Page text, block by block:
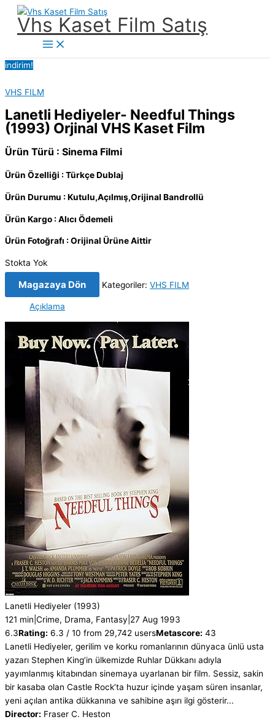
İçeriğe
Vhs Kaset Film Satış
Main
Menu
indirim!
VHS FILM
Lanetli Hediyeler- Needful Things
(1993) Orjinal VHS Kaset Film
Ürün Türü : Sinema Filmi
Ürün Özelliği : Türkçe Dublaj
Ürün Durumu : Kutulu,Açılmış,Orijinal Bandrollü
Ürün Kargo : Alıcı Ödemeli
Ürün Fotoğrafı : Orijinal Ürüne Aittir
Stokta Yok
Magazaya Dön Kategoriler: VHS FILM
Açıklama
Lanetli Hediyeler (1993)
121 min Crime, Drama, Fantasy 27 Aug 1993
6.3Rating: 6.3 / 10 from 29,742 usersMetascore: 43
Lanetli Hediyeler, gerilim ve korku romanlarının dünyaca ünlü usta
yazarı Stephen King’in ülkemizde Ruhlar Dükkanı adıyla
yayımlanmış kitabından sinemaya uyarlanan bir film. Sessiz, sakin
bir kasaba olan Castle Rock’ta huzur içinde yaşam süren insanlar,
yeni açılan antika dükkanına ve sahibine aşırı ilgi gösterir...
Director: Fraser C. Heston